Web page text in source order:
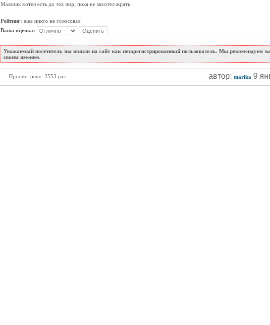
Мальчик хотел есть до тех пор, пока не захотел жрать.
Рейтинг: еще никто не голосовал
Ваша оценка:
Уважаемый посетитель вы вошли на сайт как незарегистрированный пользователь. Мы рекомендуем
своим именем.
Просмотрено: 3553 раз автор: marika 9